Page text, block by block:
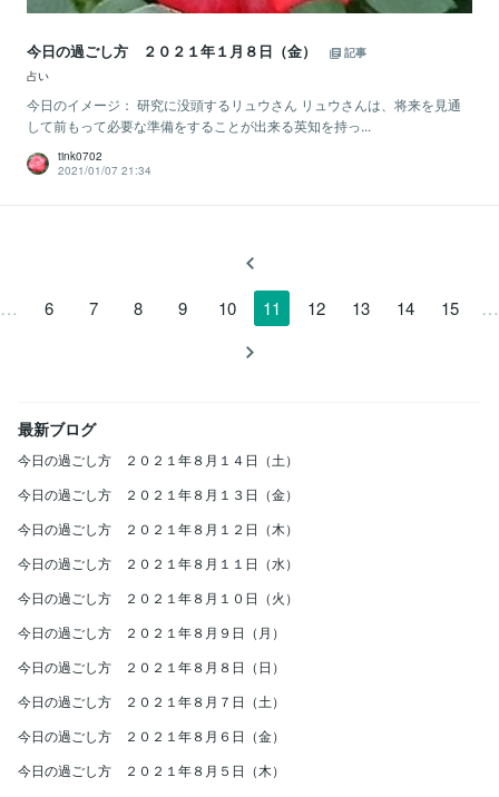
今日の過ごし方 ２０２１年１月８日（金）
記事
占い
今日のイメージ： 研究に没頭するリュウさん リュウさんは、将来を見通
して前もって必要な準備をすることが出来る英知を持っ...
tink0702
2021/01/07 21:34
… 6 7 8 9 10 11 12 13 14 15 …
最新ブログ
今日の過ごし方 ２０２１年８月１４日（土）
今日の過ごし方 ２０２１年８月１３日（金）
今日の過ごし方 ２０２１年８月１２日（木）
今日の過ごし方 ２０２１年８月１１日（水）
今日の過ごし方 ２０２１年８月１０日（火）
今日の過ごし方 ２０２１年８月９日（月）
今日の過ごし方 ２０２１年８月８日（日）
今日の過ごし方 ２０２１年８月７日（土）
今日の過ごし方 ２０２１年８月６日（金）
今日の過ごし方 ２０２１年８月５日（木）